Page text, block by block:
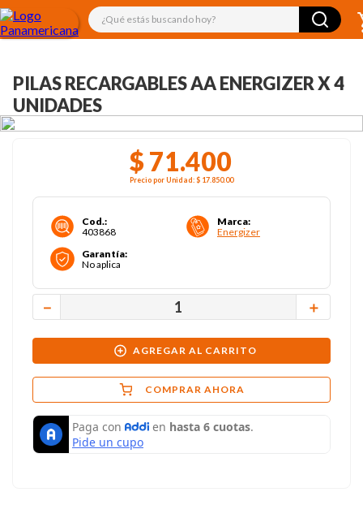
¿Qué estás buscando hoy?
PILAS RECARGABLES AA ENERGIZER X 4
UNIDADES
$ 71.400
Precio porUnidad:$ 17.850.00
Cod.:
403868
Marca:
Energizer
Garantía:
No aplica
＋
－
AGREGAR AL CARRITO
COMPRAR AHORA